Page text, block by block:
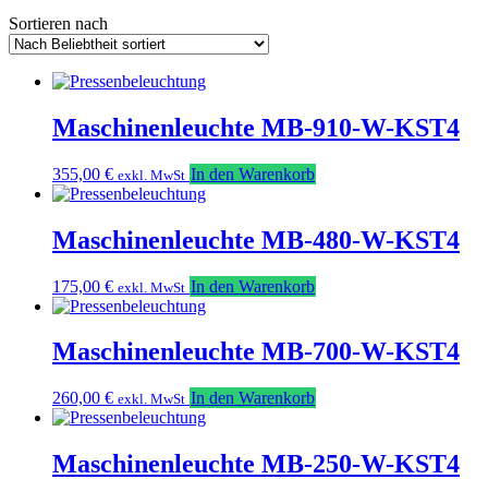
Sortieren nach
Maschinenleuchte MB-910-W-KST4
355,00 € exkl. MwSt In den Warenkorb
Maschinenleuchte MB-480-W-KST4
175,00 € exkl. MwSt In den Warenkorb
Maschinenleuchte MB-700-W-KST4
260,00 € exkl. MwSt In den Warenkorb
Maschinenleuchte MB-250-W-KST4